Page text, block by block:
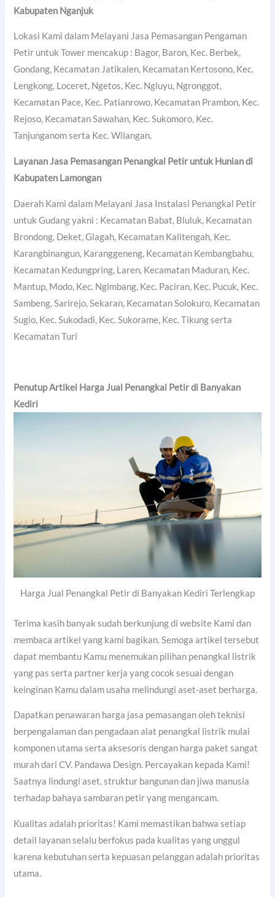
Kabupaten Nganjuk
Lokasi Kami dalam Melayani Jasa Pemasangan Pengaman
Petir untuk Tower mencakup : Bagor, Baron, Kec. Berbek,
Gondang, Kecamatan Jatikalen, Kecamatan Kertosono, Kec.
Lengkong, Loceret, Ngetos, Kec. Ngluyu, Ngronggot,
Kecamatan Pace, Kec. Patianrowo, Kecamatan Prambon, Kec.
Rejoso, Kecamatan Sawahan, Kec. Sukomoro, Kec.
Tanjunganom serta Kec. Wilangan.
Layanan Jasa Pemasangan Penangkal Petir untuk Hunian di
Kabupaten Lamongan
Daerah Kami dalam Melayani Jasa Instalasi Penangkal Petir
untuk Gudang yakni : Kecamatan Babat, Bluluk, Kecamatan
Brondong, Deket, Glagah, Kecamatan Kalitengah, Kec.
Karangbinangun, Karanggeneng, Kecamatan Kembangbahu,
Kecamatan Kedungpring, Laren, Kecamatan Maduran, Kec.
Mantup, Modo, Kec. Ngimbang, Kec. Paciran, Kec. Pucuk, Kec.
Sambeng, Sarirejo, Sekaran, Kecamatan Solokuro, Kecamatan
Sugio, Kec. Sukodadi, Kec. Sukorame, Kec. Tikung serta
Kecamatan Turi
Penutup Artikel Harga Jual Penangkal Petir di Banyakan
Kediri
Harga Jual Penangkal Petir di Banyakan Kediri Terlengkap
Terima kasih banyak sudah berkunjung di website Kami dan
membaca artikel yang kami bagikan. Semoga artikel tersebut
dapat membantu Kamu menemukan pilihan penangkal listrik
yang pas serta partner kerja yang cocok sesuai dengan
keinginan Kamu dalam usaha melindungi aset-aset berharga.
Dapatkan penawaran harga jasa pemasangan oleh teknisi
berpengalaman dan pengadaan alat penangkal listrik mulai
komponen utama serta aksesoris dengan harga paket sangat
murah dari CV. Pandawa Design. Percayakan kepada Kami!
Saatnya lindungi aset, struktur bangunan dan jiwa manusia
terhadap bahaya sambaran petir yang mengancam.
Kualitas adalah prioritas! Kami memastikan bahwa setiap
detail layanan selalu berfokus pada kualitas yang unggul
karena kebutuhan serta kepuasan pelanggan adalah prioritas
utama.